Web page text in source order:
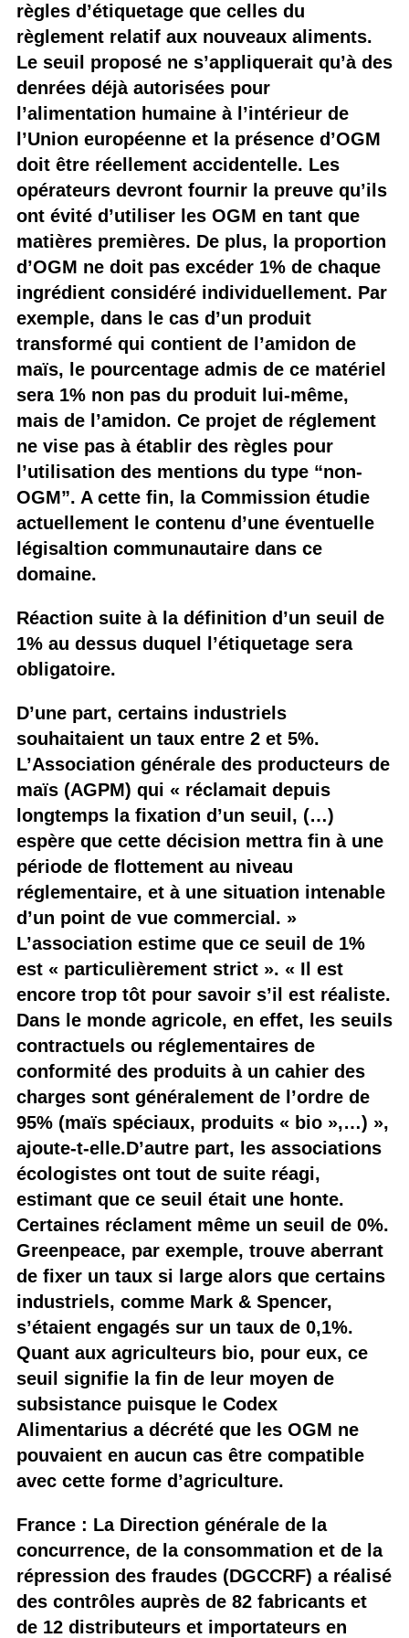
règles d’étiquetage que celles du
règlement relatif aux nouveaux aliments.
Le seuil proposé ne s’appliquerait qu’à des
denrées déjà autorisées pour
l’alimentation humaine à l’intérieur de
l’Union européenne et la présence d’OGM
doit être réellement accidentelle. Les
opérateurs devront fournir la preuve qu’ils
ont évité d’utiliser les OGM en tant que
matières premières. De plus, la proportion
d’OGM ne doit pas excéder 1% de chaque
ingrédient considéré individuellement. Par
exemple, dans le cas d’un produit
transformé qui contient de l’amidon de
maïs, le pourcentage admis de ce matériel
sera 1% non pas du produit lui-même,
mais de l’amidon. Ce projet de réglement
ne vise pas à établir des règles pour
l’utilisation des mentions du type “non-
OGM”. A cette fin, la Commission étudie
actuellement le contenu d’une éventuelle
légisaltion communautaire dans ce
domaine.
Réaction suite à la définition d’un seuil de
1% au dessus duquel l’étiquetage sera
obligatoire.
D’une part, certains industriels
souhaitaient un taux entre 2 et 5%.
L’Association générale des producteurs de
maïs (AGPM) qui « réclamait depuis
longtemps la fixation d’un seuil, (…)
espère que cette décision mettra fin à une
période de flottement au niveau
réglementaire, et à une situation intenable
d’un point de vue commercial. »
L’association estime que ce seuil de 1%
est « particulièrement strict ». « Il est
encore trop tôt pour savoir s’il est réaliste.
Dans le monde agricole, en effet, les seuils
contractuels ou réglementaires de
conformité des produits à un cahier des
charges sont généralement de l’ordre de
95% (maïs spéciaux, produits « bio »,…) »,
ajoute-t-elle.D’autre part, les associations
écologistes ont tout de suite réagi,
estimant que ce seuil était une honte.
Certaines réclament même un seuil de 0%.
Greenpeace, par exemple, trouve aberrant
de fixer un taux si large alors que certains
industriels, comme Mark & Spencer,
s’étaient engagés sur un taux de 0,1%.
Quant aux agriculteurs bio, pour eux, ce
seuil signifie la fin de leur moyen de
subsistance puisque le Codex
Alimentarius a décrété que les OGM ne
pouvaient en aucun cas être compatible
avec cette forme d’agriculture.
France : La Direction générale de la
concurrence, de la consommation et de la
répression des fraudes (DGCCRF) a réalisé
des contrôles auprès de 82 fabricants et
de 12 distributeurs et importateurs en